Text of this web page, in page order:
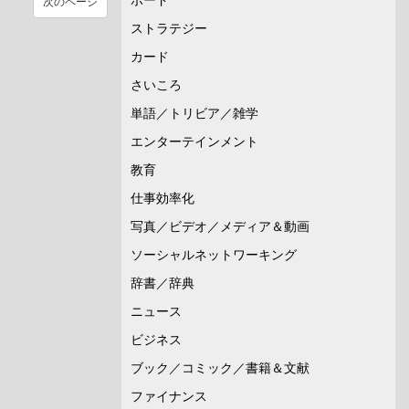
ストラテジー
カード
さいころ
単語／トリビア／雑学
エンターテインメント
教育
仕事効率化
写真／ビデオ／メディア＆動画
ソーシャルネットワーキング
辞書／辞典
ニュース
ビジネス
ブック／コミック／書籍＆文献
ファイナンス